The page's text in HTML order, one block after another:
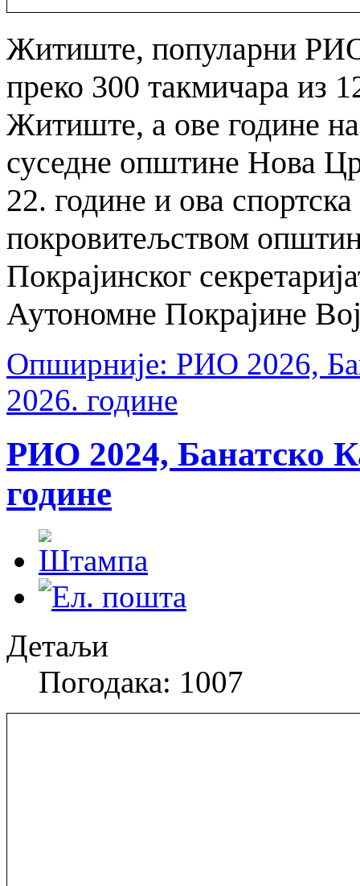
Житиште, популарни
преко 300 такмичара из
Житиште, а ове године
суседне општине Нова
22. године и ова
покровитељством
Покрајинског
Аутономне Покрајине
Опширније: РИО 2026,
2026. године
РИО 2024, Банатско
године
Детаљи
Погодака: 1007